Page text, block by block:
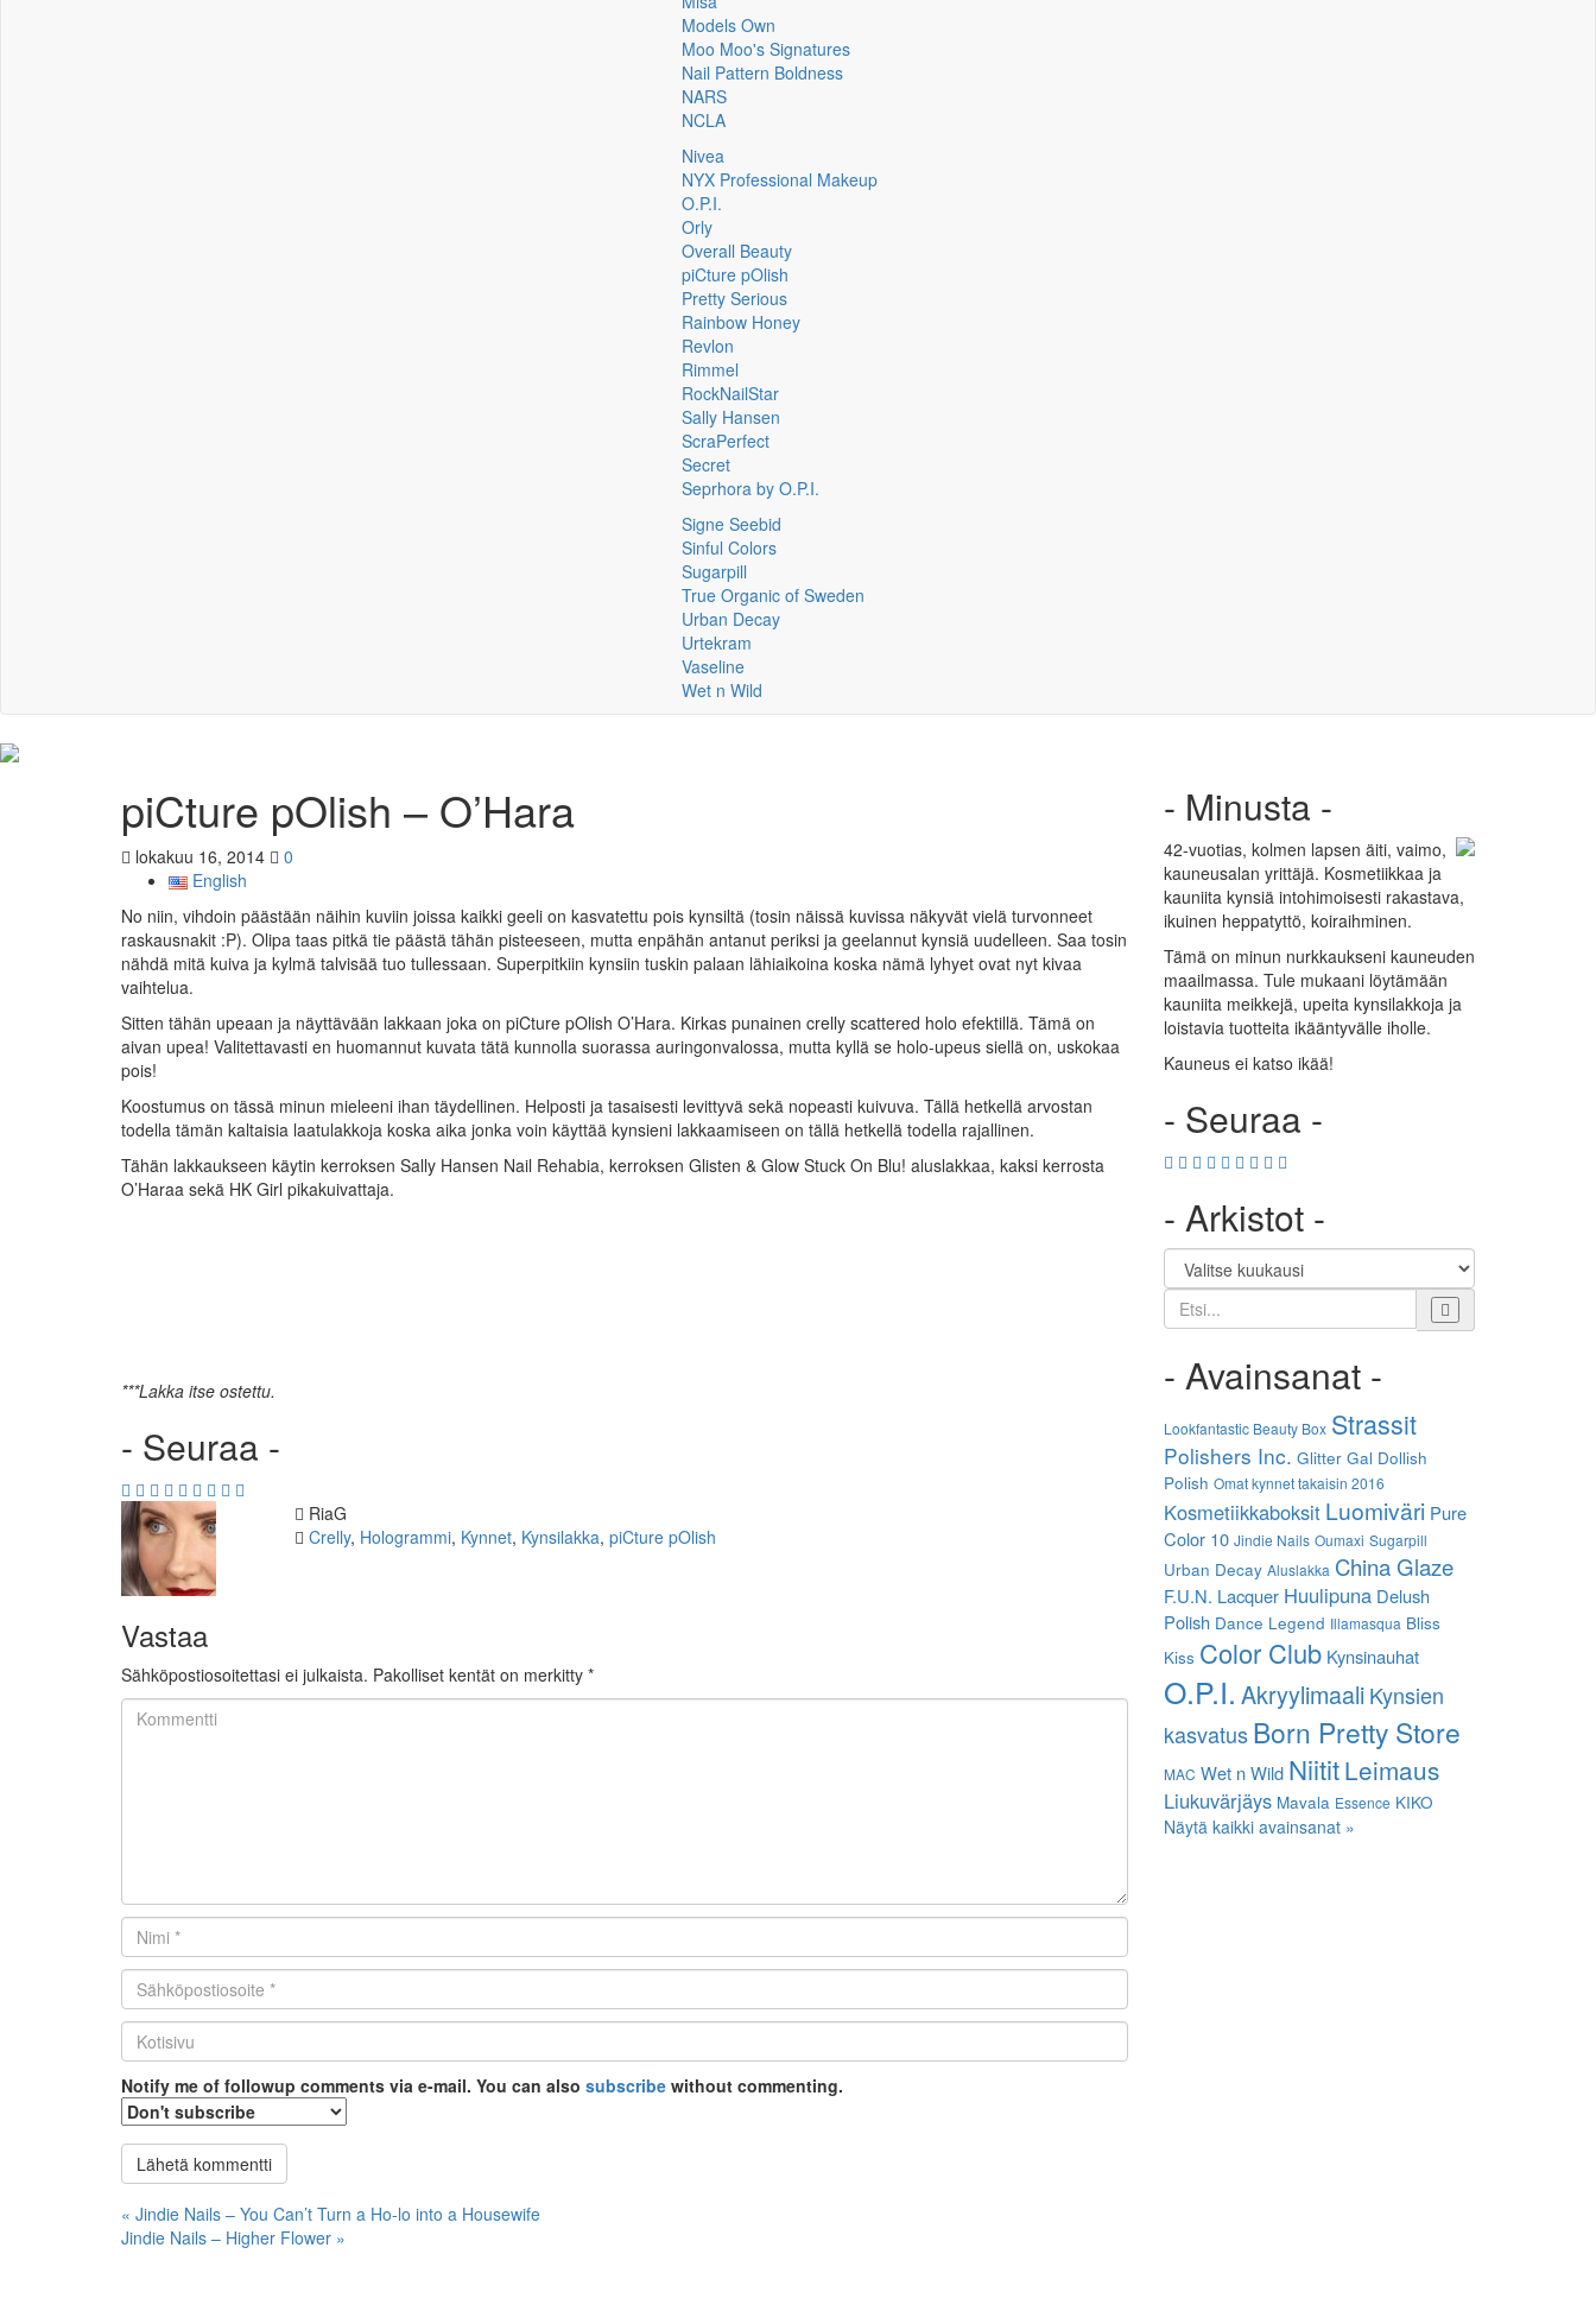
Models Own
Moo Moo's Signatures
Nail Pattern Boldness
NARS
NCLA
Nivea
NYX Professional Makeup
O.P.I.
Orly
Overall Beauty
piCture pOlish
Pretty Serious
Rainbow Honey
Revlon
Rimmel
RockNailStar
Sally Hansen
ScraPerfect
Secret
Seprhora by O.P.I.
Signe Seebid
Sinful Colors
Sugarpill
True Organic of Sweden
Urban Decay
Urtekram
Vaseline
Wet n Wild
piCture pOlish – O’Hara
lokakuu 16, 2014
0
English
No niin, vihdoin päästään näihin kuviin joissa kaikki geeli on kasvatettu pois kynsiltä (tosin näissä kuvissa näkyvät vielä turvonneet
raskausnakit :P). Olipa taas pitkä tie päästä tähän pisteeseen, mutta enpähän antanut periksi ja geelannut kynsiä uudelleen. Saa tosin
nähdä mitä kuiva ja kylmä talvisää tuo tullessaan. Superpitkiin kynsiin tuskin palaan lähiaikoina koska nämä lyhyet ovat nyt kivaa
vaihtelua.
Sitten tähän upeaan ja näyttävään lakkaan joka on piCture pOlish O’Hara. Kirkas punainen crelly scattered holo efektillä. Tämä on
aivan upea! Valitettavasti en huomannut kuvata tätä kunnolla suorassa auringonvalossa, mutta kyllä se holo-upeus siellä on, uskokaa
pois!
Koostumus on tässä minun mieleeni ihan täydellinen. Helposti ja tasaisesti levittyvä sekä nopeasti kuivuva. Tällä hetkellä arvostan
todella tämän kaltaisia laatulakkoja koska aika jonka voin käyttää kynsieni lakkaamiseen on tällä hetkellä todella rajallinen.
Tähän lakkaukseen käytin kerroksen Sally Hansen Nail Rehabia, kerroksen Glisten & Glow Stuck On Blu! aluslakkaa, kaksi kerrosta
O’Haraa sekä HK Girl pikakuivattaja.
***Lakka itse ostettu.
- Seuraa -
Kirjoittaja
RiaG
Kategoriat
Crelly, Hologrammi, Kynnet, Kynsilakka,piCture pOlish
Vastaa
Sähköpostiosoitettasi ei julkaista. Pakolliset kentät on merkitty *
Kommentti
Nimi
*
Email
*
Kotisivu
*
Notify me of followup comments via e-mail. You can also subscribe without commenting.
Artikkelien
selaus
« Jindie Nails – You Can’t Turn a Ho-lo into a Housewife
Jindie Nails – Higher Flower »
- Minusta -
42-vuotias, kolmen lapsen äiti, vaimo,
kauneusalan yrittäjä. Kosmetiikkaa ja
kauniita kynsiä intohimoisesti rakastava,
ikuinen heppatyttö, koiraihminen.
Tämä on minun nurkkaukseni kauneuden
maailmassa. Tule mukaani löytämään
kauniita meikkejä, upeita kynsilakkoja ja
loistavia tuotteita ikääntyvälle iholle.
Kauneus ei katso ikää!
- Seuraa -
- Arkistot -
Etsi
- Avainsanat -
Lookfantastic Beauty Box Strassit
Polishers Inc. Glitter Gal Dollish
Polish Omat kynnet takaisin 2016
Kosmetiikkaboksit Luomiväri Pure
Color 10 Jindie Nails Oumaxi Sugarpill
Urban Decay Aluslakka China Glaze
F.U.N. Lacquer Huulipuna Delush
Polish Dance Legend Illamasqua Bliss
Kiss Color Club Kynsinauhat
O.P.I. Akryylimaali Kynsien
kasvatus Born Pretty Store
MAC Wet n Wild NiititLeimaus
Liukuvärjäys Mavala Essence KIKO
Näytä kaikki avainsanat »